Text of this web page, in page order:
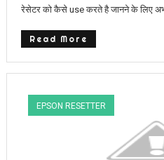
रेसेटर को कैसे use करते है जानने के लिए अभी
Read More
EPSON RESETTER